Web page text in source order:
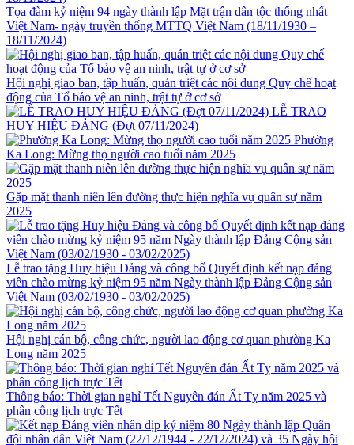
Tọa đàm kỷ niệm 94 ngày thành lập Mặt trận dân tộc thống nhất
Việt Nam- ngày truyền thống MTTQ Việt Nam (18/11/1930 –
18/11/2024)
Hội nghị giao ban, tập huấn, quán triệt các nội dung Quy chế hoạt
động của Tổ bảo vệ an ninh, trật tự ở cơ sở
LỄ TRAO
HUY HIỆU ĐẢNG (Đợt 07/11/2024)
Phường
Ka Long: Mừng thọ người cao tuổi năm 2025
Gặp mặt thanh niên lên đường thực hiện nghĩa vụ quân sự năm
2025
Lễ trao tặng Huy hiệu Đảng và công bố Quyết định kết nạp đảng
viên chào mừng kỷ niệm 95 năm Ngày thành lập Đảng Cộng sản
Việt Nam (03/02/1930 - 03/02/2025)
Hội nghị cán bộ, công chức, người lao động cơ quan phường Ka
Long năm 2025
Thông báo: Thời gian nghỉ Tết Nguyên đán Ất Tỵ năm 2025 và
phân công lịch trực Tết